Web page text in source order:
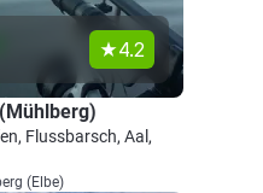
4.2
Flussbarsch, Aal,
(Elbe)